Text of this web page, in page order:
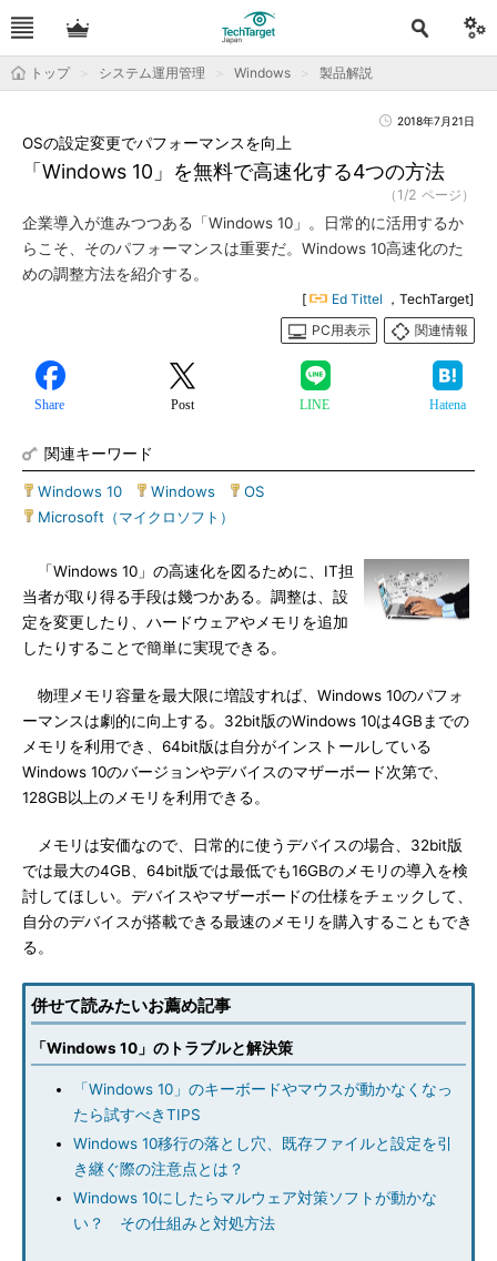
トップ システム運用管理 Windows 製品解説
2018年7月21日
「Windows 10」を無料で高速化する4つの方法
OSの設定変更でパフォーマンスを向上
（1/2 ページ）
企業導入が進みつつある「Windows 10」。日常的に活用するか
らこそ、そのパフォーマンスは重要だ。Windows 10高速化のた
めの調整方法を紹介する。
[ Ed Tittel ，TechTarget]
PC用表示
関連情報
Share Post LINE Hatena
関連キーワード
Windows 10 Windows OS
Microsoft（マイクロソフト）
「Windows 10」の高速化を図るために、IT担
当者が取り得る手段は幾つかある。調整は、設
定を変更したり、ハードウェアやメモリを追加
したりすることで簡単に実現できる。
物理メモリ容量を最大限に増設すれば、Windows 10のパフォ
ーマンスは劇的に向上する。32bit版のWindows 10は4GBまでの
メモリを利用でき、64bit版は自分がインストールしている
Windows 10のバージョンやデバイスのマザーボード次第で、
128GB以上のメモリを利用できる。
メモリは安価なので、日常的に使うデバイスの場合、32bit版
では最大の4GB、64bit版では最低でも16GBのメモリの導入を検
討してほしい。デバイスやマザーボードの仕様をチェックして、
自分のデバイスが搭載できる最速のメモリを購入することもでき
る。
併せて読みたいお薦め記事
「Windows 10」のトラブルと解決策
「Windows 10」のキーボードやマウスが動かなくなっ
たら試すべきTIPS
Windows 10移行の落とし穴、既存ファイルと設定を引
き継ぐ際の注意点とは？
Windows 10にしたらマルウェア対策ソフトが動かな
い？ その仕組みと対処方法